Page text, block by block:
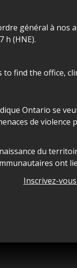
général à nos
h (HNE).
to find the office,
sur la
Ontario se
de
Ontario land
du
ont
Inscrivez-